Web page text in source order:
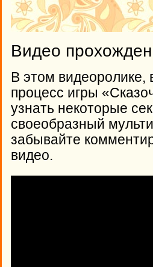
Видео
В этом видеоролике,
процесс игры
узнать некоторые
своеобразный
забывайте
видео.